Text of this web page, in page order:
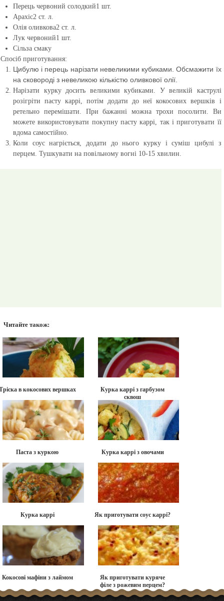
Перець червоний солодкий1 шт.
Арахіс2 ст. л.
Олія оливкова2 ст. л.
Лук червоний1 шт.
Сільза смаку
Спосіб приготування:
Цибулю і перець нарізати невеликими кубиками. Обсмажити їх
на сковороді з невеликою кількістю оливкової олії.
Нарізати куркудосить великими кубиками. У великій каструлі
розігріти пасту каррі, потім додати до неї кокосових вершків і
ретельно перемішати. При бажанні можна трохи посолити. Ви
можете використовувати покупну пастукаррі, так і приготувати її
вдома самостійно.
Коли соус нагріється, додати до нього курку і суміш цибулі з
перцем. Тушкувати на повільному вогні 10-15 хвилин.
Читайте також:
в кокосових вершках
Курка каррі з гарбузом
сквош
Паста з куркою Курка каррі з овочами
Курка каррі Як приготувати соус каррі?
Кокосові мафіни з лаймом
Як приготувати куряче
філе з рожевим перцем?